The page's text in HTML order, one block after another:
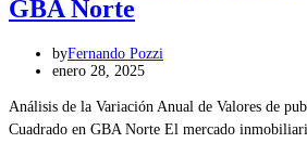
GBA Norte
byFernando Pozzi
enero 28, 2025
Análisis de la Variación Anual de Valores de
Cuadrado en GBA Norte El mercado